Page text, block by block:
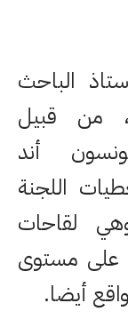
الباحث
من قبيل
أند
اللجنة
لقاحات
على مستوى
أيضا.